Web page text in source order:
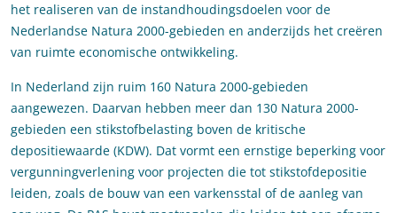
het realiseren van de instandhoudingsdoelen voor de
Nederlandse Natura 2000-gebieden en anderzijds het creëren
van ruimte economische ontwikkeling.
In Nederland zijn ruim 160 Natura 2000-gebieden
aangewezen. Daarvan hebben meer dan 130 Natura 2000-
gebieden een stikstofbelasting boven de kritische
depositiewaarde (KDW). Dat vormt een ernstige beperking voor
vergunningverlening voor projecten die tot stikstofdepositie
leiden, zoals de bouw van een varkensstal of de aanleg van